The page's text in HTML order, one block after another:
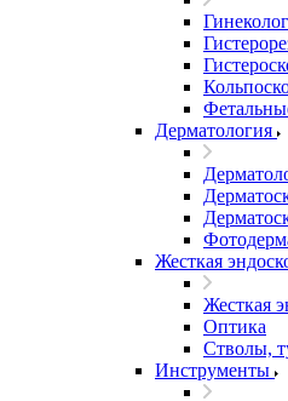
Дерматология
Жесткая
Жесткая
Оптика
Стволы,
Инструменты